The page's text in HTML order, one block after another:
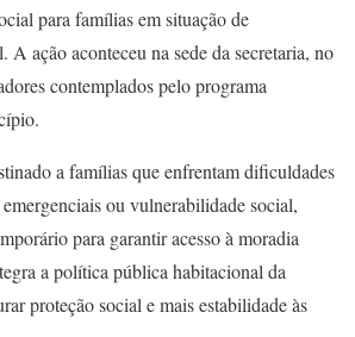
para famílias em situação de
A ação aconteceu na sede da secretaria, no
contemplados pelo programa
a famílias que enfrentam dificuldades
ou vulnerabilidade social,
para garantir acesso à moradia
a política pública habitacional da
proteção social e mais estabilidade às